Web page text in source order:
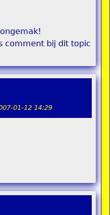
comment bij dit topic
01-12 14:29